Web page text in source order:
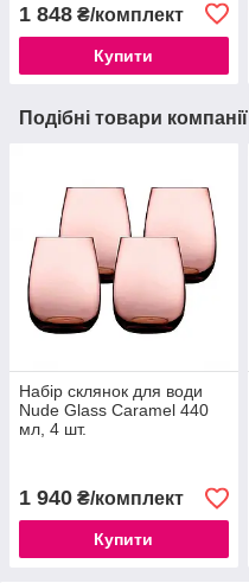
1 848 ₴/комплект
Купити
Подібні товари компанії
Набір склянок для води
Nude Glass Caramel 440
мл, 4 шт.
1 940 ₴/комплект
Купити